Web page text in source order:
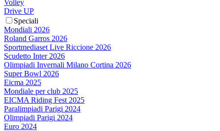
Volley
Drive UP
Speciali
Mondiali 2026
Roland Garros 2026
Sportmediaset Live Riccione 2026
Scudetto Inter 2026
Olimpiadi Invernali Milano Cortina 2026
Super Bowl 2026
Eicma 2025
Mondiale per club 2025
EICMA Riding Fest 2025
Paralimpiadi Parigi 2024
Olimpiadi Parigi 2024
Euro 2024